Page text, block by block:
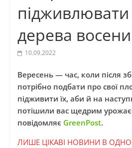
підживлювати
дерева восени
10.09.2022
Вересень — час, коли після
потрібно подбати про свої
підживити їх, аби й на
потішили вас щедрим
повідомляє GreenPost.
ЛИШЕ ЦІКАВІ НОВИНИ В